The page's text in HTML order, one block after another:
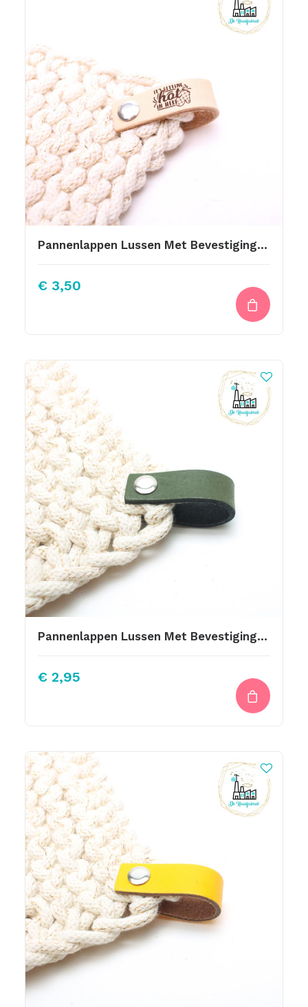
Pannenlappen Lussen Met Bevestiging Schroef It Is Getting Hot In Here 10 Hh
€ 3,50
Pannenlappen Lussen Met Bevestiging Schroef Olijf
€ 2,95